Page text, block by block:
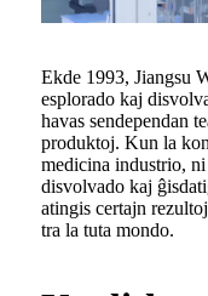
Ekde 1993, Jiangsu
esplorado kaj
havas sendependan
produktoj. Kun la
medicina industrio,
disvolvado kaj
atingis certajn
tra la tuta mondo.